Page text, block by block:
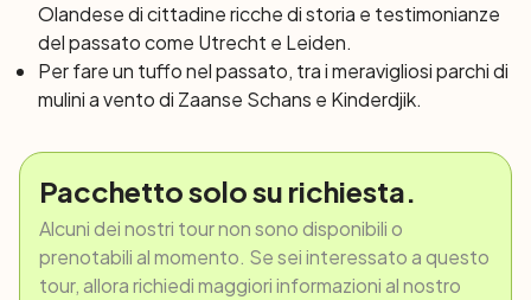
8° Giorno: Amsterdam
Dopo colazione, termine dei servizi.
Data la natura di questo tour e le
caratteristiche del territorio, l’itinerario
alle condizioni meteorologiche o ai tempi di
apertura di chiuse e ponti mobili. La guida e il
capitano potranno decidere di giorno in
giorno se e come modificare il programma.
Olandese di cittadine ricche di storia e testimonianze
del passato come Utrecht e Leiden.
Per fare un tuffo nel passato, tra i meravigliosi parchi di
mulini a vento di Zaanse Schans e Kinderdjik.
Pacchetto solo su richiesta.
Alcuni dei nostri tour non sono disponibili o
prenotabili al momento. Se sei interessato a questo
tour, allora richiedi maggiori informazioni al nostro